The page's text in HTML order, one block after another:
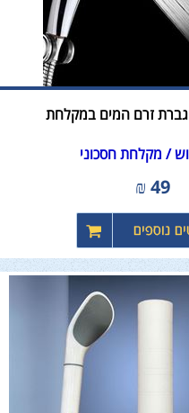
זרם המים במקלחת
/ מקלחת חסכוני
49
₪